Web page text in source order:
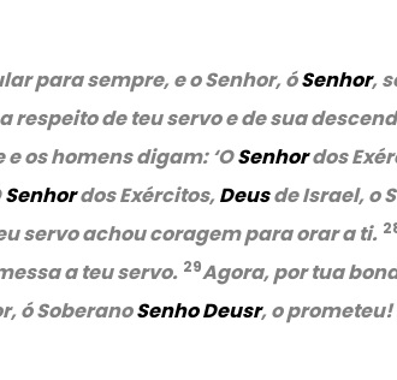
para sempre, e o Senhor, óSenhor,
respeito de teu servo e de sua
os homens digam: ‘OSenhordos
Senhordos Exércitos,Deusde Israel, o
servo achou coragem para orar a ti.
a teu servo. 29Agora, por tua
ó SoberanoSenho Deusr, o